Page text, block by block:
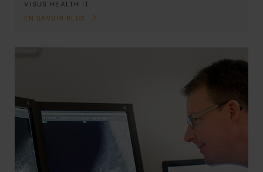
VISUS HEALTH IT
EN SAVOIR PLUS